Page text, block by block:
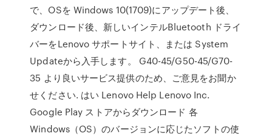
で、OSを Windows 10(1709)にアップデート後、
ダウンロード後、新しいインテルBluetooth ドライ
バーをLenovo サポートサイト、または System
Updateから入手します。 G40-45/G50-45/G70-
35 より良いサービス提供のため、ご意見をお聞か
せください. はい Lenovo Help Lenovo Inc.
Google Play ストアからダウンロード 各
Windows（OS）のバージョンに応じたソフトの使